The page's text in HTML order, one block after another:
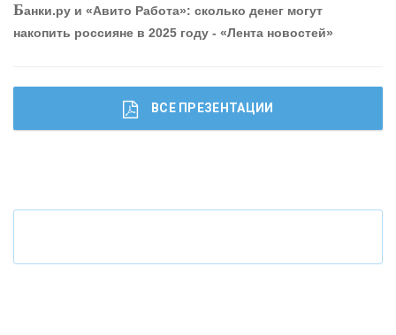
привлечь и удержать персонал - «Интервью»
Что будет с наличными деньгами при цифровом
Банки.ру и «Авито Работа»: сколько денег могут
накопить россияне в 2025 году - «Лента новостей»
ВСЕ ПРЕЗЕНТАЦИИ